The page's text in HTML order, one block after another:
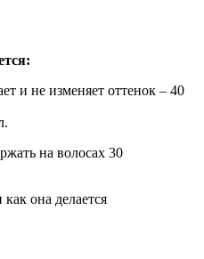
и не изменяет оттенок – 40
на волосах 30